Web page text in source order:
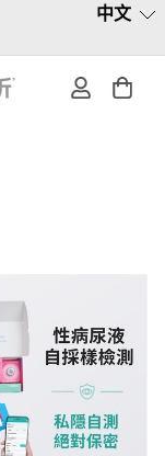
中文